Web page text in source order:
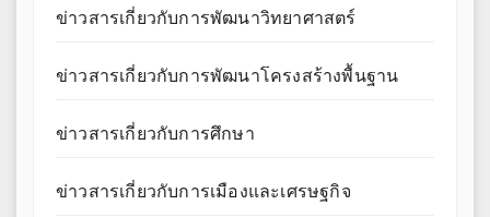
ข่าวสารเกี่ยวกับการพัฒนาวิทยาศาสตร์
ข่าวสารเกี่ยวกับการพัฒนาโครงสร้างพื้นฐาน
ข่าวสารเกี่ยวกับการศึกษา
ข่าวสารเกี่ยวกับการเมืองและเศรษฐกิจ